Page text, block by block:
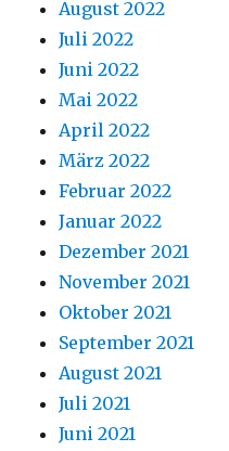
August 2022
Juli 2022
Juni 2022
Mai 2022
April 2022
März 2022
Februar 2022
Januar 2022
Dezember 2021
November 2021
Oktober 2021
September 2021
August 2021
Juli 2021
Juni 2021